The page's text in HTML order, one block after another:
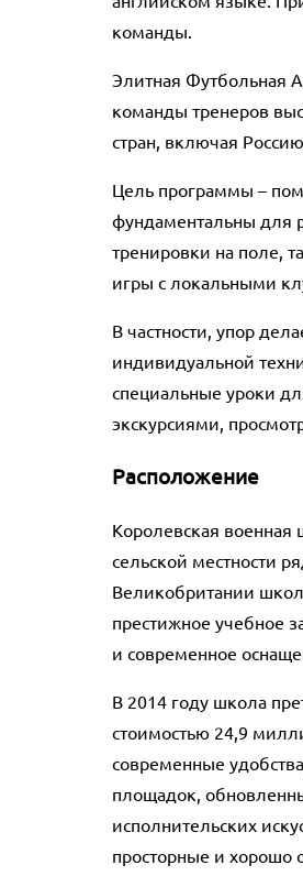
команды.
Элитная Футбольная
команды тренеров
стран, включая
Цель программы –
фундаментальны для
тренировки на поле,
игры с локальными
В частности, упор
индивидуальной
специальные уроки
экскурсиями,
Расположение
Королевская военная
сельской местности
Великобритании
престижное учебное
и современное
В 2014 году школа
стоимостью 24,9
современные
площадок,
исполнительских
просторные и хорошо